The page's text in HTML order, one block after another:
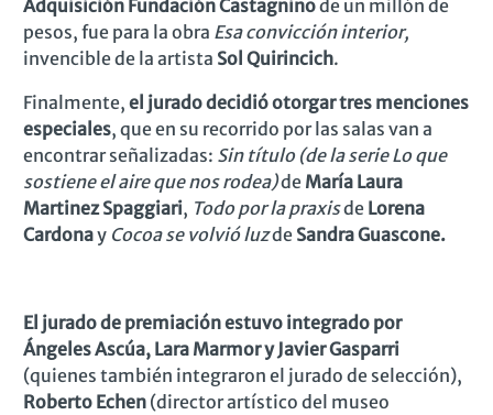
Adquisición Fundación Castagninode un millón de
pesos, fue para la obra Esa convicción interior,
invencible de la artista Sol Quirincich.
Finalmente, el jurado decidió otorgar tres menciones
especiales, que en su recorrido por las salas van a
encontrar señalizadas: Sin título (de la serie Lo que
sostiene el aire que nos rodea)de María Laura
Martinez Spaggiari, Todo por la praxisde Lorena
Cardonay Cocoa se volvió luzde Sandra Guascone.
El jurado de premiación estuvo integrado por
Ángeles Ascúa, Lara Marmor y Javier Gasparri
(quienes también integraron el jurado de selección),
Roberto Echen (director artístico del museo